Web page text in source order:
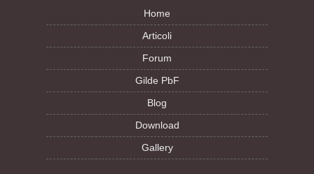
Home
Articoli
Forum
Gilde PbF
Blog
Download
Gallery